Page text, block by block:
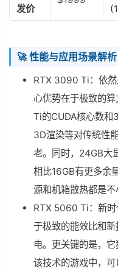
发价
🚀 性能与应用场景解析
RTX 3090 Ti：依然
心优势在于极致的
Ti的CUDA核心数
3D渲染等对传统性
老。同时，24GB大
相比16GB有更多余
源和机箱散热都是不
RTX 5060 Ti：新时
于极致的能效比和
电。更关键的是，
该技术的游戏中，